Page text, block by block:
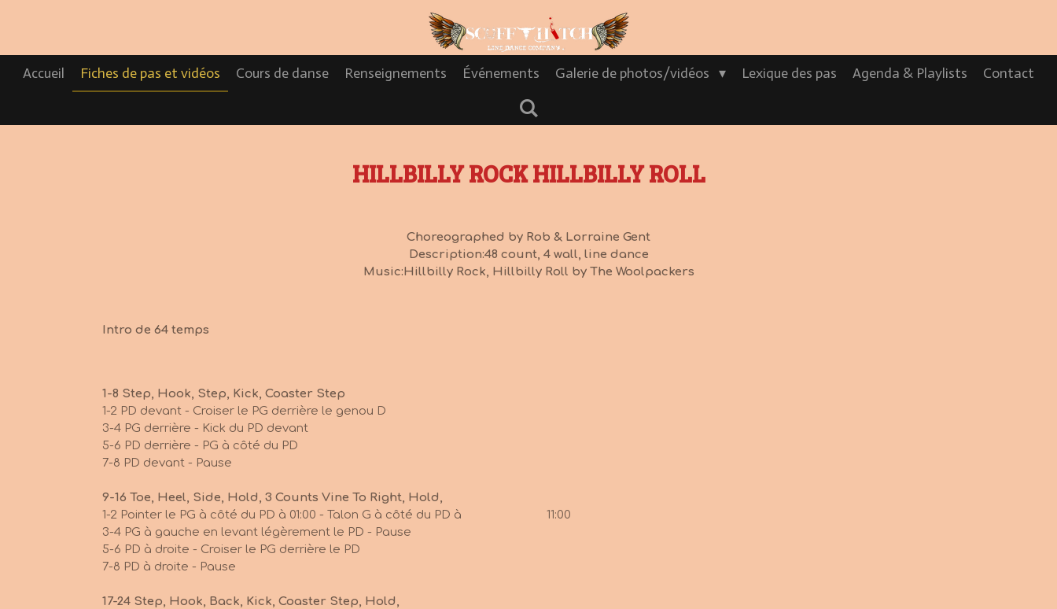
principal
Accueil Fiches de pas et vidéos Cours de danse Renseignements Événements Galerie de photos/vidéos Lexique des pas Agenda & Playlists Contact
HILLBILLY ROCK HILLBILLY ROLL
Choreographed by Rob & Lorraine Gent
Description:48 count, 4 wall, line dance
Music:Hillbilly Rock, Hillbilly Roll by The Woolpackers
Intro de 64 temps
1-8 Step, Hook, Step, Kick, Coaster Step
1-2 PD devant - Croiser le PG derrière le genou D
3-4 PG derrière - Kick du PD devant
5-6 PD derrière - PG à côté du PD
7-8 PD devant - Pause
9-16 Toe, Heel, Side, Hold, 3 Counts Vine To Right, Hold,
1-2 Pointer le PG à côté du PD à 01:00 - Talon G à côté du PD à 11:00
3-4 PG à gauche en levant légèrement le PD - Pause
5-6 PD à droite - Croiser le PG derrière le PD
7-8 PD à droite - Pause
17-24 Step, Hook, Back, Kick, Coaster Step, Hold,